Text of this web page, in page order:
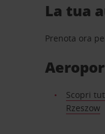
La tua
Prenota ora
Scopri
Rzeszow